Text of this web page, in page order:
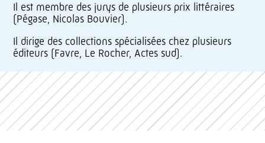
Il est membre des jurys de plusieurs prix littéraires
(Pégase, Nicolas Bouvier).
Il dirige des collections spécialisées chez plusieurs
éditeurs (Favre, Le Rocher, Actes sud).